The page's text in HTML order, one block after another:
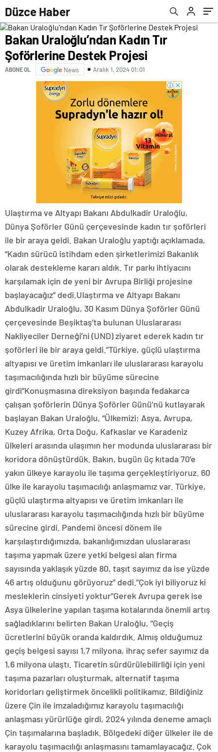
Düzce Haber
Bakan Uraloğlu’ndan Kadın Tır
Şoförlerine Destek Projesi
ABONE OL News Aralık 1, 2024 01:01
Ulaştırma ve Altyapı Bakanı Abdulkadir Uraloğlu,
Dünya Şoförler Günü çerçevesinde kadın tır şoförleri
ile bir araya geldi. Bakan Uraloğlu yaptığı açıklamada,
“Kadın sürücü istihdam eden şirketlerimizi Bakanlık
olarak destekleme kararı aldık. Tır parkı ihtiyacını
karşılamak için de yeni bir Avrupa Birliği projesine
başlayacağız” dedi.Ulaştırma ve Altyapı Bakanı
Abdulkadir Uraloğlu, 30 Kasım Dünya Şoförler Günü
çerçevesinde Beşiktaş’ta bulunan Uluslararası
Nakliyeciler Derneği’ni (UND) ziyaret ederek kadın tır
şoförleri ile bir araya geldi.”Türkiye, güçlü ulaştırma
altyapısı ve üretim imkanları ile uluslararası karayolu
taşımacılığında hızlı bir büyüme sürecine
girdi”Konuşmasına direksiyon başında fedakarca
çalışan şoförlerin Dünya Şoförler Günü’nü kutlayarak
başlayan Bakan Uraloğlu, “Ülkemizi; Asya, Avrupa,
Kuzey Afrika, Orta Doğu, Kafkaslar ve Karadeniz
ülkeleri arasında ulaşımın her modunda uluslararası bir
koridora dönüştürdük. Bakın, bugün üç kıtada 70’e
yakın ülkeye karayolu ile taşıma gerçekleştiriyoruz. 60
ülke ile karayolu taşımacılığı anlaşmamız var. Türkiye,
güçlü ulaştırma altyapısı ve üretim imkanları ile
uluslararası karayolu taşımacılığında hızlı bir büyüme
sürecine girdi. Pandemi öncesi dönem ile
karşılaştırdığımızda, bakanlığımızdan uluslararası
taşıma yapmak üzere yetki belgesi alan firma
sayısında yaklaşık yüzde 80, taşıt sayımız da ise yüzde
46 artış olduğunu görüyoruz” dedi.”Çok iyi biliyoruz ki
mesleklerin cinsiyeti yoktur”Gerek Avrupa gerek ise
Asya ülkelerine yapılan taşıma kotalarında önemli artış
sağladıklarını belirten Bakan Uraloğlu, “Geçiş
ücretlerini büyük oranda kaldırdık. Almış olduğumuz
geçiş belgesi sayısı 1,7 milyona, ihraç sefer sayımız da
1,6 milyona ulaştı. Ticaretin sürdürülebilirliği için yeni
taşıma pazarları oluşturmak, alternatif taşıma
koridorları geliştirmek öncelikli politikamız. Bildiğiniz
üzere Çin ile imzaladığımız karayolu taşımacılığı
anlaşması yürürlüğe girdi, 2024 yılında deneme amaçlı
Çin taşımalarına başladık. Bölgedeki diğer ülkeler ile de
karayolu taşımacılığı anlaşmasını tamamlayacağız. Çok